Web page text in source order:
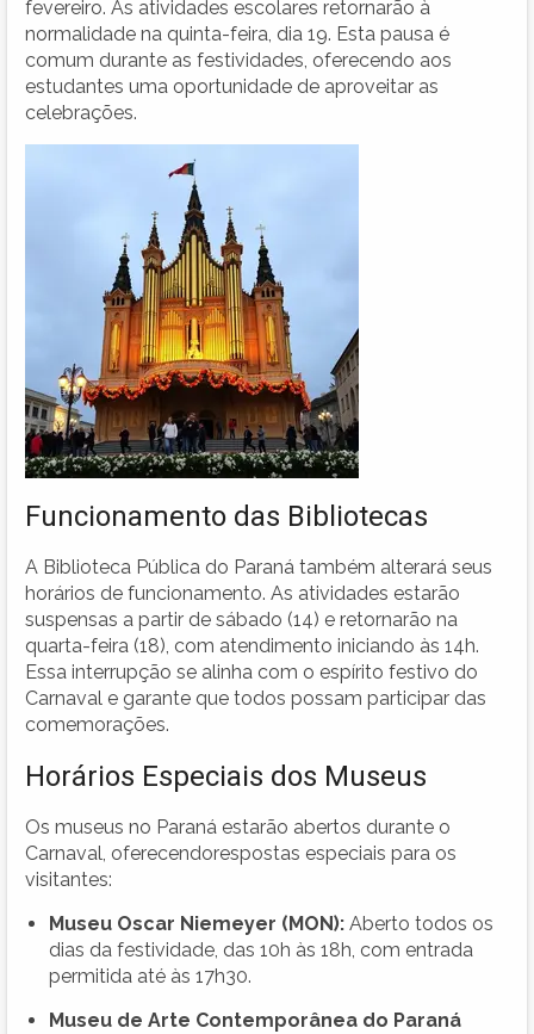
fevereiro. As atividades escolares retornarão à
normalidade na quinta-feira, dia 19. Esta pausa é
comum durante as festividades, oferecendo aos
estudantes uma oportunidade de aproveitar as
celebrações.
Funcionamento das Bibliotecas
A Biblioteca Pública do Paraná também alterará seus
horários de funcionamento. As atividades estarão
suspensas a partir de sábado (14) e retornarão na
quarta-feira (18), com atendimento iniciando às 14h.
Essa interrupção se alinha com o espírito festivo do
Carnaval e garante que todos possam participar das
comemorações.
Horários Especiais dos Museus
Os museus no Paraná estarão abertos durante o
Carnaval, oferecendorespostas especiais para os
visitantes:
Museu Oscar Niemeyer (MON): Aberto todos os
dias da festividade, das 10h às 18h, com entrada
permitida até às 17h30.
Museu de Arte Contemporânea do Paraná